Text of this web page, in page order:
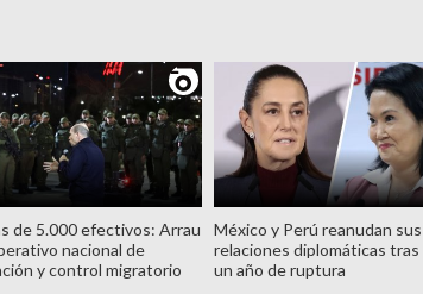
de 5.000 efectivos: Arrau
nacional de
y control migratorio
México y Perú reanudan sus
relaciones diplomáticas tras
un año de ruptura